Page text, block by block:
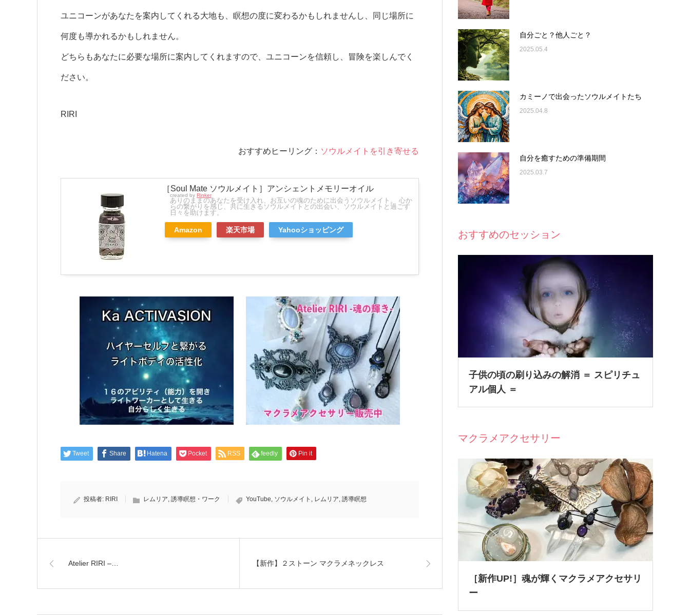
ユニコーンがあなたを案内してくれる大地も、瞑想の度に変わるかもしれませんし、同じ場所に
何度も導かれるかもしれません。
どちらもあなたに必要な場所に案内してくれますので、ユニコーンを信頼し、冒険を楽しんでく
ださい。
RIRI
おすすめヒーリング： ソウルメイトを引き寄せる
［Soul Mate ソウルメイト］アンシェントメモリーオイル
created by Rinker
ありのままのあなたを受け入れ、お互いの魂のために出会うソウルメイト。 心か
らの繋がりを感じ、共に生きるソウルメイトとの出会い、ソウルメイトと過ごす
日々を助けます。
Amazon 楽天市場 Yahooショッピング
Tweet Share Hatena Pocket RSS feedly Pin it
投稿者: RIRI レムリア, 誘導瞑想・ワーク YouTube, ソウルメイト , レムリア, 誘導瞑想
Atelier RIRI –… 【新作】２ストーン マクラメネックレス
自分ごと？他人ごと？
2025.05.4
カミーノで出会ったソウルメイトたち
2025.04.8
自分を癒すための準備期間
2025.03.7
おすすめのセッション
子供の頃の刷り込みの解消 ＝ スピリチュ
アル個人 ＝
マクラメアクセサリー
［新作UP!］魂が輝くマクラメアクセサリ
ー